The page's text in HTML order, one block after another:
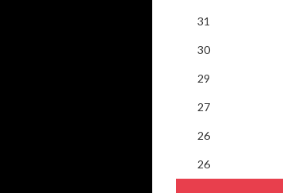
31
30
29
27
26
26